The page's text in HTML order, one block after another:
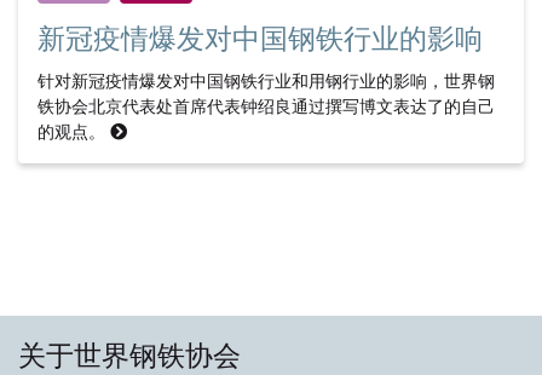
新冠疫情爆发对中国钢铁行业的影响
针对新冠疫情爆发对中国钢铁行业和用钢行业的影响，世界钢
铁协会北京代表处首席代表钟绍良通过撰写博文表达了的自己
的观点。
关于世界钢铁协会